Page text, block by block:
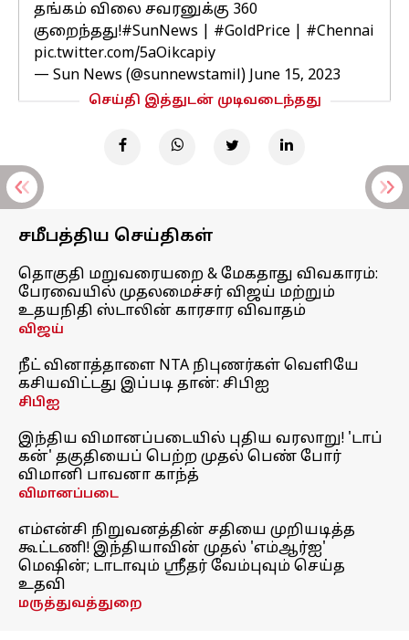
தங்கம் விலை சவரனுக்கு ₹360
குறைந்தது!#SunNews #GoldPrice
#Chennai
pic.twitter.com/5aOikcapiy
— Sun News (@sunnewstamil) June 15, 2023
செய்தி இத்துடன் முடிவடைந்தது
சமீபத்திய செய்திகள்
தொகுதி மறுவரையறை & மேகதாது விவகாரம்:
பேரவையில் முதலமைச்சர் விஜய் மற்றும்
உதயநிதி ஸ்டாலின் காரசார விவாதம்
விஜய்
நீட் வினாத்தாளை NTA நிபுணர்கள் வெளியே
கசியவிட்டது இப்படி தான்: சிபிஐ
சிபிஐ
இந்திய விமானப்படையில் புதிய வரலாறு! 'டாப்
கன்' தகுதியைப் பெற்ற முதல் பெண் போர்
விமானி பாவனா காந்த்
விமானப்படை
எம்என்சி நிறுவனத்தின் சதியை முறியடித்த
கூட்டணி! இந்தியாவின் முதல் 'எம்ஆர்ஐ'
மெஷின்; டாடாவும் ஸ்ரீதர் வேம்புவும் செய்த
உதவி
மருத்துவத்துறை